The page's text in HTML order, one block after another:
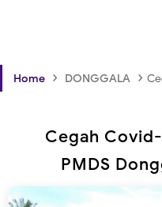
Home › DONGGALA ›
Cegah
PMDS